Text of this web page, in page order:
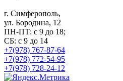
г. Симферополь,
ул. Бородина, 12
ПН-ПТ: с 9 до 18;
СБ: с 9 до 14
+7(978) 767-87-64
+7(978) 772-54-95
+7(978) 728-24-12